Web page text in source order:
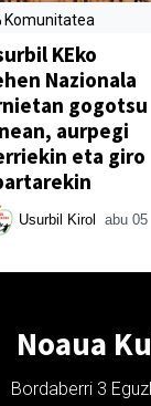
Komunitatea
KEko
Nazionala
gogotsu
aurpegi
eta giro
Usurbil Kirol abu 05
Noaua
Bordaberri 3